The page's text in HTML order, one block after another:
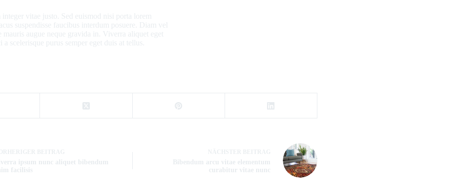
vitae justo. Sed euismod nisi porta lorem
suspendisse faucibus interdum posuere. Diam vel
augue neque gravida in. Viverra aliquet eget
scelerisque purus semper eget duis at tellus.
ipsum nunc aliquet bibendum
facilisis
Bibendum arcu vitae elementum
curabitur vitae nunc